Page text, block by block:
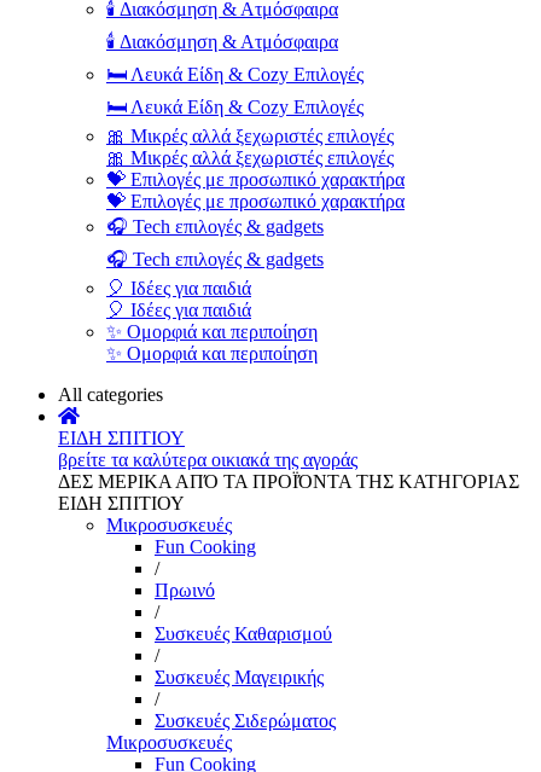
🕯️ Διακόσμηση & Ατμόσφαιρα
🕯️ Διακόσμηση & Ατμόσφαιρα
🛏️ Λευκά Είδη & Cozy Επιλογές
🛏️ Λευκά Είδη & Cozy Επιλογές
🎀 Μικρές αλλά ξεχωριστές επιλογές
🎀 Μικρές αλλά ξεχωριστές επιλογές
💝 Επιλογές με προσωπικό χαρακτήρα
💝 Επιλογές με προσωπικό χαρακτήρα
🎧 Tech επιλογές & gadgets
🎧 Tech επιλογές & gadgets
🎈 Ιδέες για παιδιά
🎈 Ιδέες για παιδιά
✨ Ομορφιά και περιποίηση
✨ Ομορφιά και περιποίηση
All categories
ΕΙΔΗ ΣΠΙΤΙΟΥ
βρείτε τα καλύτερα οικιακά της αγοράς
ΔΕΣ ΜΕΡΙΚΑ ΑΠΌ ΤΑ ΠΡΟΪΌΝΤΑ ΤΗΣ ΚΑΤΗΓΟΡΙΑΣ
ΕΙΔΗ ΣΠΙΤΙΟΥ
Μικροσυσκευές
Fun Cooking
/
Πρωινό
/
Συσκευές Καθαρισμού
/
Συσκευές Μαγειρικής
/
Συσκευές Σιδερώματος
Μικροσυσκευές
Fun Cooking